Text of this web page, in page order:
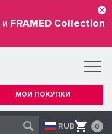
и FRAMED Collection
МОИ ПОКУПКИ
RUB 0